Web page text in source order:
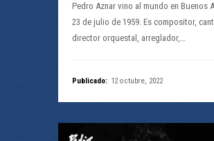
Pedro Aznar vino al mundo en Buenos
23 de julio de 1959. Es compositor,
director orquestal, arreglador,…
Publicado: 12 octubre, 2022